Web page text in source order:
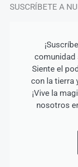
SUSCRÍBETE A
comunidad
Siente el
con la tierra
¡Vive la
nosotros